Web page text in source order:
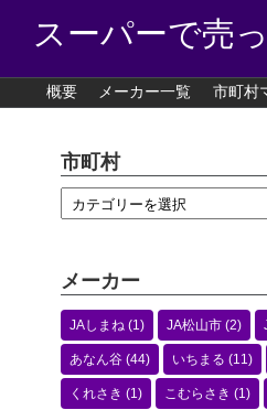
スーパーで売
概要 メーカー一覧 市町村
市町村
メーカー
JAしまね (1) JA松山市 (2)
あなん谷 (44) いちまる (11)
くれさき (1) こむらさき (1)